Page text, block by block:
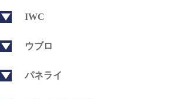
IWC
ウブロ
パネライ